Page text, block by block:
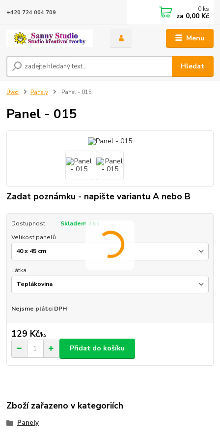
Menu
Hledat
+420 724 004 709 0 ks
za 0,00 Kč
Úvod Panely Panel - 015
Panel - 015
Zadat poznámku - napište variantu A nebo B
Dostupnost
Skladem 3 ks
Velikost panelů
Látka
Nejsme plátci DPH
129 Kč/ks
Přidat do košíku
Zboží zařazeno v kategoriích
Panely